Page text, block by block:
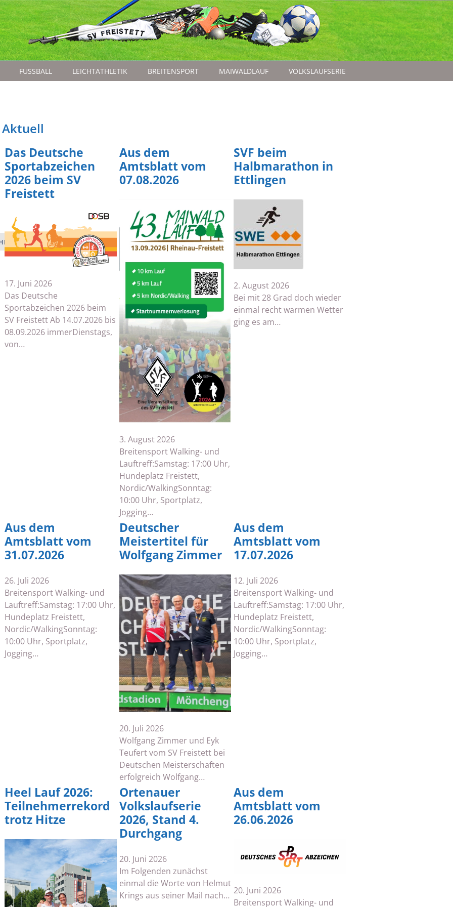
FUSSBALL LEICHTATHLETIK BREITENSPORT MAIWALDLAUF VOLKSLAUFSERIE
Aktuell
Das Deutsche
Sportabzeichen
2026 beim SV
Freistett
17. Juni 2026
Das Deutsche
Sportabzeichen 2026 beim
SV Freistett Ab 14.07.2026 bis
08.09.2026 immerDienstags,
von…
Aus dem
Amtsblatt vom
07.08.2026
3. August 2026
Breitensport Walking- und
Lauftreff:Samstag: 17:00 Uhr,
Hundeplatz Freistett,
Nordic/WalkingSonntag:
10:00 Uhr, Sportplatz,
Jogging…
SVF beim
Halbmarathon in
Ettlingen
2. August 2026
Bei mit 28 Grad doch wieder
einmal recht warmen Wetter
ging es am…
Aus dem
Amtsblatt vom
31.07.2026
26. Juli 2026
Breitensport Walking- und
Lauftreff:Samstag: 17:00 Uhr,
Hundeplatz Freistett,
Nordic/WalkingSonntag:
10:00 Uhr, Sportplatz,
Jogging…
Deutscher
Meistertitel für
Wolfgang Zimmer
20. Juli 2026
Wolfgang Zimmer und Eyk
Teufert vom SV Freistett bei
Deutschen Meisterschaften
erfolgreich Wolfgang…
Aus dem
Amtsblatt vom
17.07.2026
12. Juli 2026
Breitensport Walking- und
Lauftreff:Samstag: 17:00 Uhr,
Hundeplatz Freistett,
Nordic/WalkingSonntag:
10:00 Uhr, Sportplatz,
Jogging…
Heel Lauf 2026:
Teilnehmerrekord
trotz Hitze
Ortenauer
Volkslaufserie
2026, Stand 4.
Durchgang
20. Juni 2026
Im Folgenden zunächst
einmal die Worte von Helmut
Krings aus seiner Mail nach…
Aus dem
Amtsblatt vom
26.06.2026
20. Juni 2026
Breitensport Walking- und